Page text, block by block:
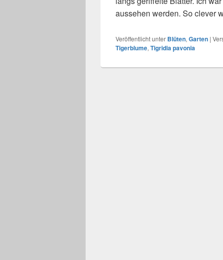
aussehen werden. So clever
Veröffentlicht unter Blüten,Garten |
Tigerblume,Tigridia pavonia